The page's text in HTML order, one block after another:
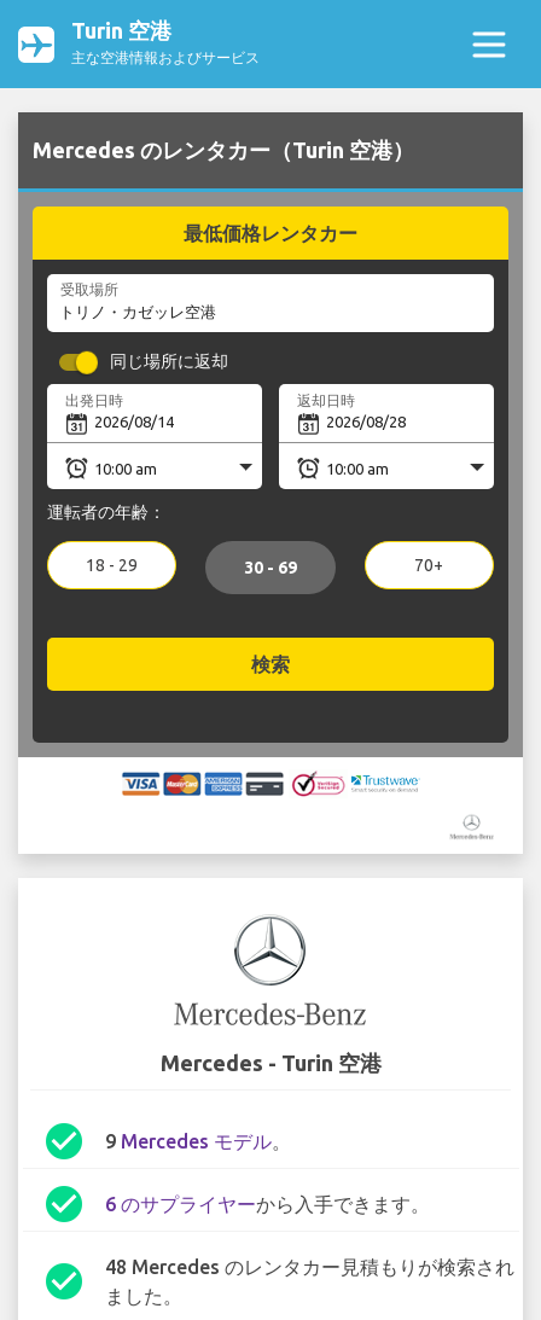
Turin 空港
主な空港情報およびサービス
Mercedes のレンタカー（Turin 空港）
最低価格レンタカー
受取場所
同じ場所に返却
出発日時 返却日時
運転者の年齢：
18 - 29 30 - 69 70+
検索
Mercedes - Turin 空港
check_circle 9 Mercedes モデル。
check_circle 6 のサプライヤーから入手できます。
check_circle
48 Mercedes のレンタカー見積もりが検索され
ました。